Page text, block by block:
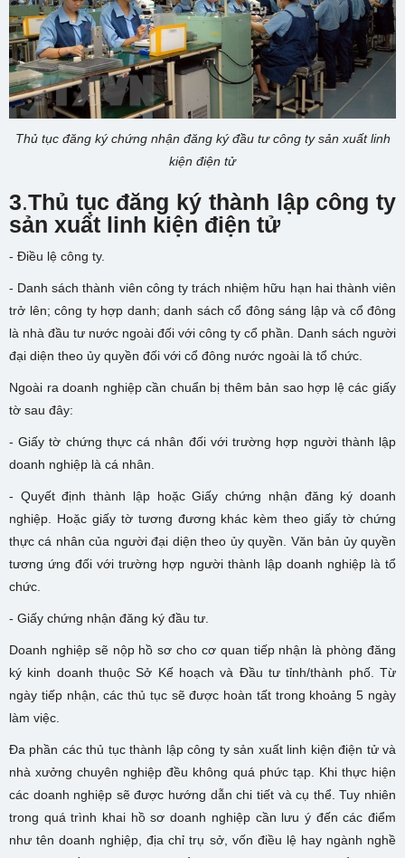
Thủ tục đăng ký chứng nhận đăng ký đầu tư công ty sản xuất linh
kiện điện tử
3.Thủ tục đăng ký thành lập công ty
sản xuất linh kiện điện tử
- Điều lệ công ty.
- Danh sách thành viên công ty trách nhiệm hữu hạn hai thành viên
trở lên; công ty hợp danh; danh sách cổ đông sáng lập và cổ đông
là nhà đầu tư nước ngoài đối với công ty cổ phần. Danh sách người
đại diện theo ủy quyền đối với cổ đông nước ngoài là tổ chức.
Ngoài ra doanh nghiệp cần chuẩn bị thêm bản sao hợp lệ các giấy
tờ sau đây:
- Giấy tờ chứng thực cá nhân đối với trường hợp người thành lập
doanh nghiệp là cá nhân.
- Quyết định thành lập hoặc Giấy chứng nhận đăng ký doanh
nghiệp. Hoặc giấy tờ tương đương khác kèm theo giấy tờ chứng
thực cá nhân của người đại diện theo ủy quyền. Văn bản ủy quyền
tương ứng đối với trường hợp người thành lập doanh nghiệp là tổ
chức.
- Giấy chứng nhận đăng ký đầu tư.
Doanh nghiệp sẽ nộp hồ sơ cho cơ quan tiếp nhận là phòng đăng
ký kinh doanh thuộc Sở Kế hoạch và Đầu tư tỉnh/thành phố. Từ
ngày tiếp nhận, các thủ tục sẽ được hoàn tất trong khoảng 5 ngày
làm việc.
Đa phần các thủ tục thành lập công ty sản xuất linh kiện điện tử và
nhà xưởng chuyên nghiệp đều không quá phức tạp. Khi thực hiện
các doanh nghiệp sẽ được hướng dẫn chi tiết và cụ thể. Tuy nhiên
trong quá trình khai hồ sơ doanh nghiệp cần lưu ý đến các điểm
như tên doanh nghiệp, địa chỉ trụ sở, vốn điều lệ hay ngành nghề